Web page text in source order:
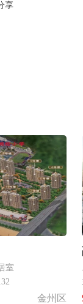
享
室
金州区